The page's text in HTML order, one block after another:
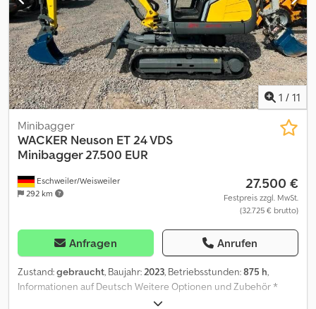
am Lager !!! Pegasus Anhänger GmbH Am Sinnerhoop 17 58285
Gevelsberg Tel.: Fax:
1 / 11
Eschweiler/Weisweiler
292 km
Minibagger
WACKER Neuson ET 24 VDS
Minibagger 27.500 EUR
27.500 €
Festpreis zzgl. MwSt.
(32.725 € brutto)
Anfragen Anrufen
Zustand:gebraucht, Baujahr:2023, Betriebsstunden:875 h,
Informationen auf Deutsch Weitere Optionen und Zubehör *
Batterietrennschalter * Gummiketten * Hammerhydraulik *